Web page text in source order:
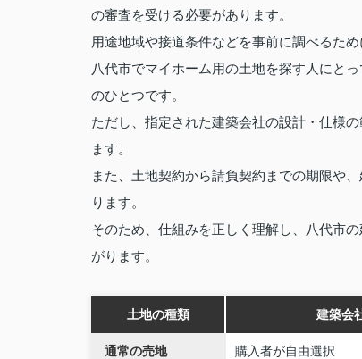
の審査を受ける必要があります。
用途地域や接道条件などを事前に調べるた
八代市でマイホーム用の土地を探す人にと
のひとつです。
ただし、指定された建築会社の設計・仕様
ます。
また、土地契約から請負契約までの期限や
ります。
そのため、仕組みを正しく理解し、八代市
がります。
土地の種類 建築会
通常の売地 購入者が自由選択